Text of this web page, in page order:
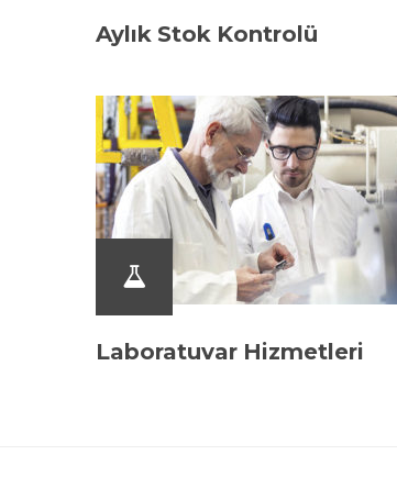
Aylık Stok Kontrolü
Laboratuvar Hizmetleri